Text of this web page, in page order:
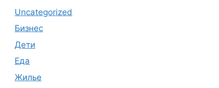
Uncategorized
Бизнес
Дети
Еда
Жилье